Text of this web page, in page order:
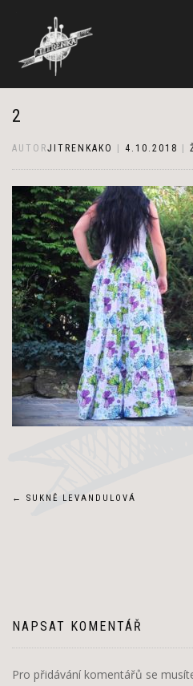
2
AUTORJITRENKAKO 4.10.2018
Navigace
← SUKNĚ LEVANDULOVÁ
NAPSAT KOMENTÁŘ
Pro přidávání komentářů se